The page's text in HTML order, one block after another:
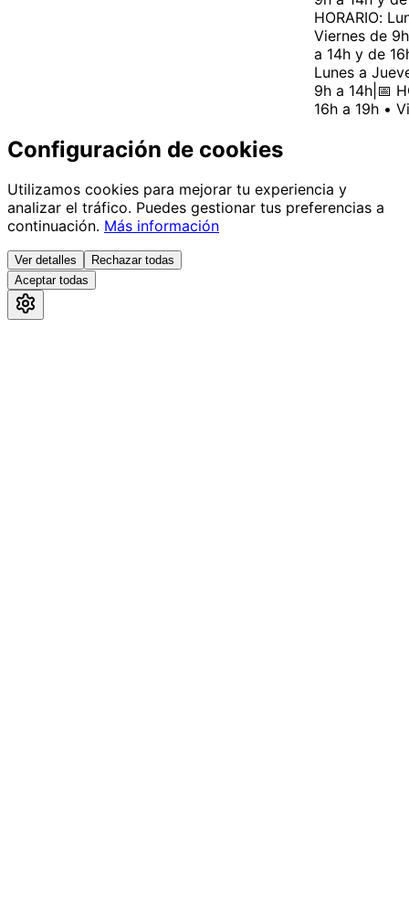
HORARIO:
Viernes de 9h
a 14h y de
Lunes a
9h a 14h|📅
16h a 19h •
Configuración de cookies
Utilizamos cookies para mejorar tu experiencia y
analizar el tráfico. Puedes gestionar tus preferencias a
continuación. Más información
Ver detalles
Rechazar todas
Aceptar todas